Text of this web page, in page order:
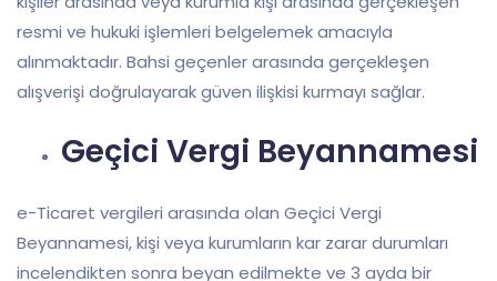
resmi ve hukuki işlemleri belgelemek amacıyla
alınmaktadır. Bahsi geçenler arasında gerçekleşen
alışverişi doğrulayarak güven ilişkisi kurmayı sağlar.
Geçici Vergi Beyannamesi
e-Ticaret vergileri arasında olan Geçici Vergi
Beyannamesi, kişi veya kurumların kar zarar durumları
incelendikten sonra beyan edilmekte ve 3 ayda bir